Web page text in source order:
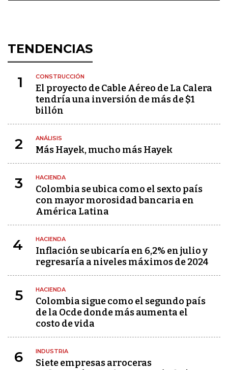
TENDENCIAS
1 CONSTRUCCIÓN
El proyecto de Cable Aéreo de La Calera
tendría una inversión de más de $1
billón
2 ANÁLISIS
Más Hayek, mucho más Hayek
3 HACIENDA
Colombia se ubica como el sexto país
con mayor morosidad bancaria en
América Latina
4 HACIENDA
Inflación se ubicaría en 6,2% en julio y
regresaría a niveles máximos de 2024
5 HACIENDA
Colombia sigue como el segundo país
de la Ocde donde más aumenta el
costo de vida
6 INDUSTRIA
Siete empresas arroceras